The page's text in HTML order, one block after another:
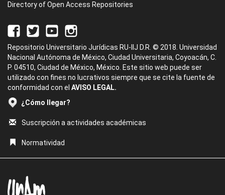
Directory of Open Access Repositories
Repositorio Universitario Jurídicas RU-IIJ D.R. © 2018. Universidad
Nacional Autónoma de México, Ciudad Universitaria, Coyoacán, C.
P. 04510, Ciudad de México, México. Este sitio web puede ser
utilizado con fines no lucrativos siempre que se cite la fuente de
conformidad con el AVISO LEGAL.
¿Cómo llegar?
Suscripción a actividades académicas
Normatividad